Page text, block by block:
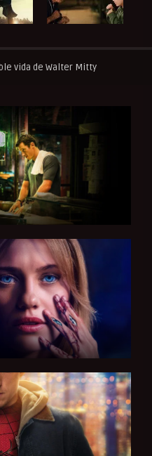
vida de Walter Mitty